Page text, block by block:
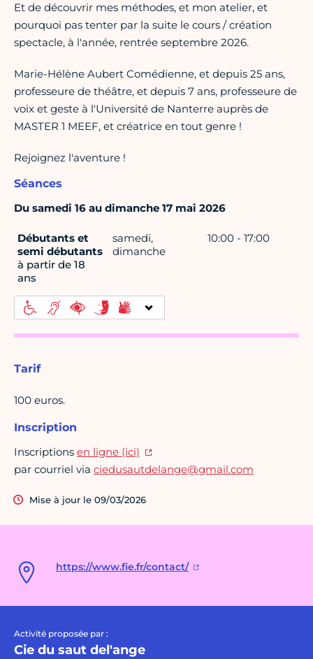
https://www.fie.fr/contact/
Activité proposée par :
Cie du saut del'ange
Et de découvrir mes méthodes, et mon atelier, et
pourquoi pas tenter par la suite le cours / création
spectacle, à l'année, rentrée septembre 2026.
Marie-Hélène Aubert Comédienne, et depuis 25 ans,
professeure de théâtre, et depuis 7 ans, professeure de
voix et geste à l'Université de Nanterre auprès de
MASTER 1 MEEF, et créatrice en tout genre !
Rejoignez l'aventure !
Séances
Du samedi 16 au dimanche 17 mai 2026
Débutants et
semi débutants
à partir de 18
ans
samedi,
dimanche
10:00 - 17:00
Tarif
100 euros.
Inscription
Inscriptions en ligne (ici)
par courriel via ciedusautdelange@gmail.com
Mise à jour le 09/03/2026